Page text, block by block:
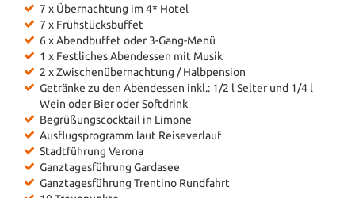
7 x Übernachtung im 4* Hotel
7 x Frühstücksbuffet
6 x Abendbuffet oder 3-Gang-Menü
1 x Festliches Abendessen mit Musik
2 x Zwischenübernachtung / Halbpension
Getränke zu den Abendessen inkl.: 1/2 l Selter und 1/4 l
Wein oder Bier oder Softdrink
Begrüßungscocktail in Limone
Ausflugsprogramm laut Reiseverlauf
Stadtführung Verona
Ganztagesführung Gardasee
Ganztagesführung Trentino Rundfahrt